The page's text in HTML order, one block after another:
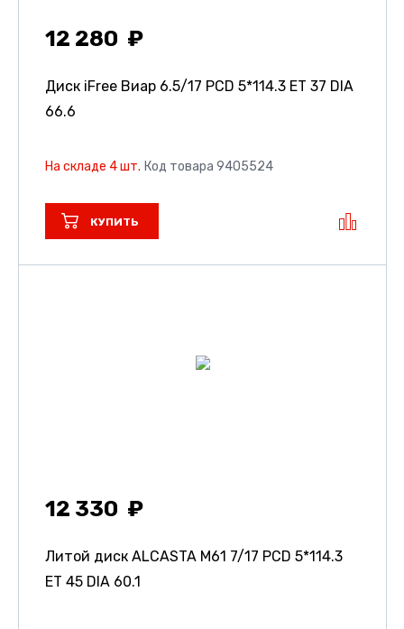
12 280
Диск iFree Виар 6.5/17 PCD 5*114.3 ET 37 DIA
66.6
На складе 4 шт. Код товара 9405524
КУПИТЬ
12 330
Литой диск ALCASTA M61 7/17 PCD 5*114.3
ET 45 DIA 60.1